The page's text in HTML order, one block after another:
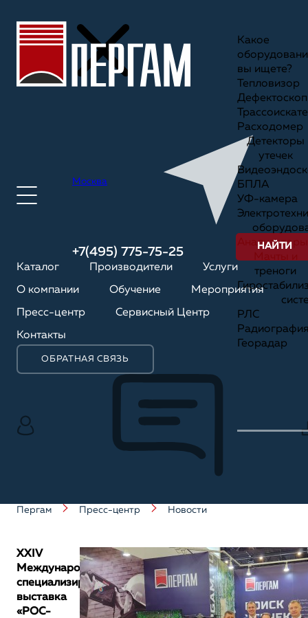
Москва
+7(495) 775-75-25
Каталог Производители Услуги
О компании Обучение Мероприятия
Пресс-центр Сервисный Центр
Контакты
ОБРАТНАЯ СВЯЗЬ
Какое
вы ищете?
Тепловизор
Дефектоскоп
Расходомер
Детекторы
утечек
БПЛА
УФ-камера
Анализаторы
треноги
РЛС
Георадар
НАЙТИ
Пергам Пресс-центр Новости
XXIV
Международная
специализированная
выставка
«РОС-